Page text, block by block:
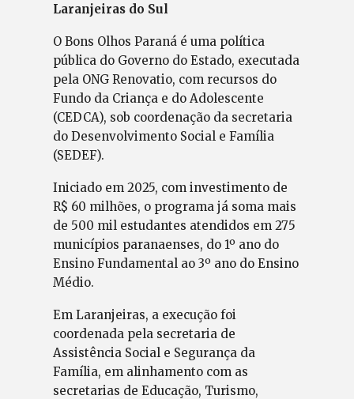
Laranjeiras do Sul
O Bons Olhos Paraná é uma política
pública do Governo do Estado, executada
pela ONG Renovatio, com recursos do
Fundo da Criança e do Adolescente
(CEDCA), sob coordenação da secretaria
do Desenvolvimento Social e Família
(SEDEF).
Iniciado em 2025, com investimento de
R$ 60 milhões, o programa já soma mais
de 500 mil estudantes atendidos em 275
municípios paranaenses, do 1º ano do
Ensino Fundamental ao 3º ano do Ensino
Médio.
Em Laranjeiras, a execução foi
coordenada pela secretaria de
Assistência Social e Segurança da
Família, em alinhamento com as
secretarias de Educação, Turismo,